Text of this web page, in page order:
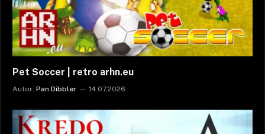
Pet Soccer | retro arhn.eu
Autor: Pan Dibbler 14.07.2026